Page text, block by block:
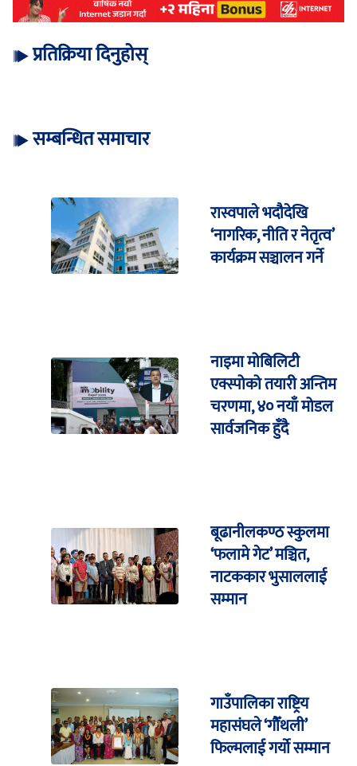
प्रतिक्रिया दिनुहोस्
सम्बन्धित समाचार
रास्वपाले भदौदेखि
‘नागरिक, नीति र नेतृत्व’
कार्यक्रम सञ्चालन गर्ने
नाइमा मोबिलिटी
एक्स्पोको तयारी अन्तिम
चरणमा, ४० नयाँ मोडल
सार्वजनिक हुँदै
बूढानीलकण्ठ स्कुलमा
‘फलामे गेट’ मञ्चित,
नाटककार भुसाललाई
सम्मान
गाउँपालिका राष्ट्रिय
महासंघले ‘गौँथली’
फिल्मलाई गर्याे सम्मान